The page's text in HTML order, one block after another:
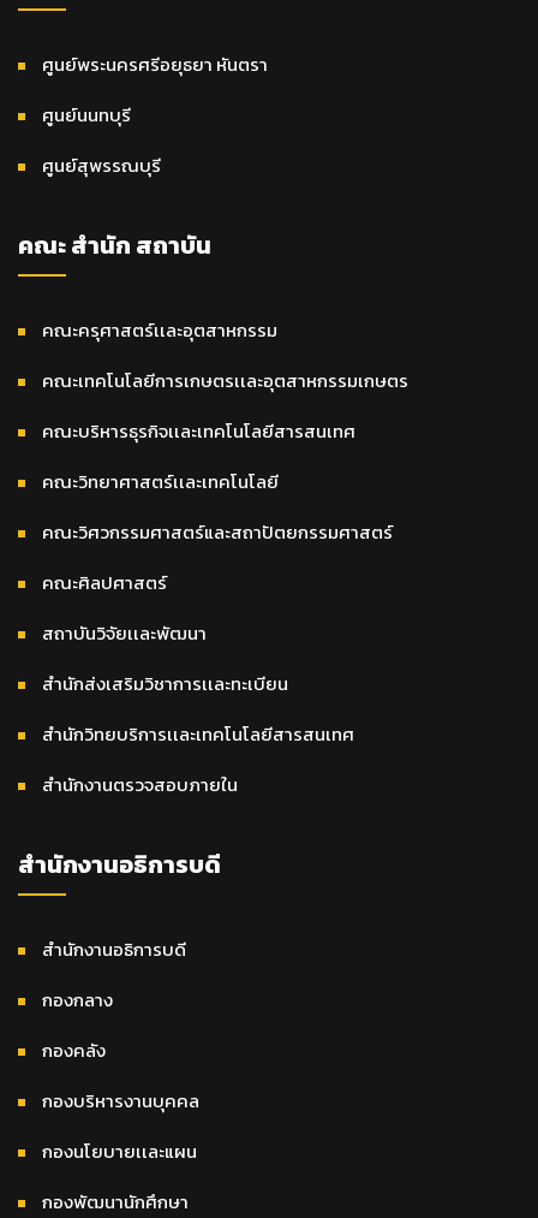
ศูนย์พระนครศรีอยุธยา หันตรา
ศูนย์นนทบุรี
ศูนย์สุพรรณบุรี
คณะ สำนัก สถาบัน
คณะครุศาสตร์เเละอุตสาหกรรม
คณะเทคโนโลยีการเกษตรเเละอุตสาหกรรมเกษตร
คณะบริหารธุรกิจเเละเทคโนโลยีสารสนเทศ
คณะวิทยาศาสตร์เเละเทคโนโลยี
คณะวิศวกรรมศาสตร์และสถาปัตยกรรมศาสตร์
คณะศิลปศาสตร์
สถาบันวิจัยเเละพัฒนา
สำนักส่งเสริมวิชาการเเละทะเบียน
สำนักวิทยบริการเเละเทคโนโลยีสารสนเทศ
สำนักงานตรวจสอบภายใน
สำนักงานอธิการบดี
สำนักงานอธิการบดี
กองกลาง
กองคลัง
กองบริหารงานบุคคล
กองนโยบายเเละแผน
กองพัฒนานักศึกษา